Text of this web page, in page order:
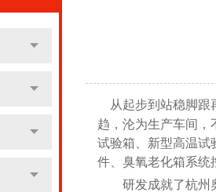
从起步到站稳脚
趋，沦为生产车间，
试验箱、新型高温试
件、臭氧老化箱系统
研发成就了杭州奥